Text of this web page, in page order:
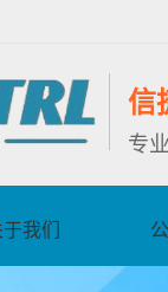
信
专
我们